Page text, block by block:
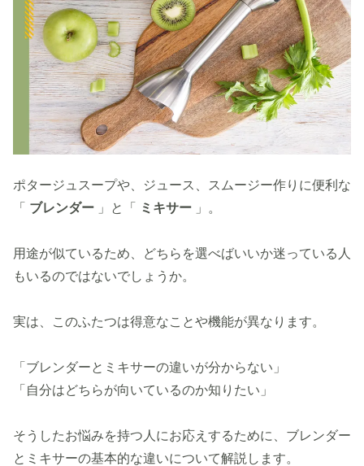
ポタージュスープや、ジュース、スムージー作りに便利な
「 ブレンダー 」と「 ミキサー 」。
用途が似ているため、どちらを選べばいいか迷っている人
もいるのではないでしょうか。
実は、このふたつは得意なことや機能が異なります。
「ブレンダーとミキサーの違いが分からない」
「自分はどちらが向いているのか知りたい」
そうしたお悩みを持つ人にお応えするために、ブレンダー
とミキサーの基本的な違いについて解説します。